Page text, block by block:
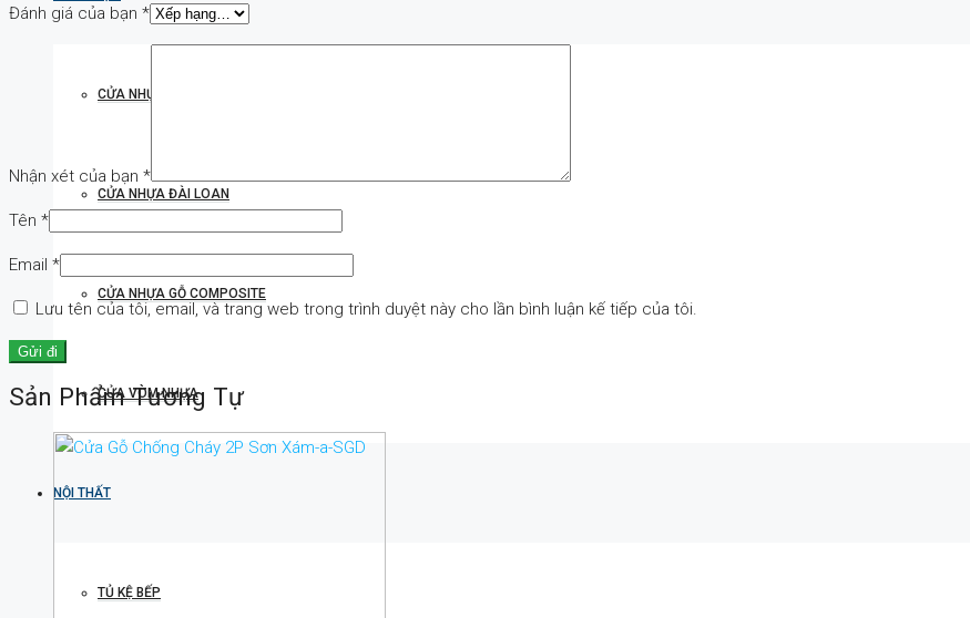
CỬA NHỰA ABS HÀN QUỐC
CỬA NHỰA ĐÀI LOAN
CỬA NHỰA GỖ COMPOSITE
CỬA VÒM NHỰA
NỘI THẤT
TỦ KỆ BẾP
Đánh giá của bạn *
Nhận xét của bạn *
Tên *
Email *
Lưu tên của tôi, email, và trang web trong trình duyệt này cho lần bình luận kế tiếp của tôi.
Sản Phẩm Tương Tự